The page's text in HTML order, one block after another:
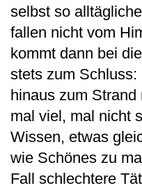
selbst so
fallen nicht vom
kommt dann bei
stets zum
hinaus zum
mal viel, mal nicht
Wissen, etwas
wie Schönes zu
Fall schlechtere